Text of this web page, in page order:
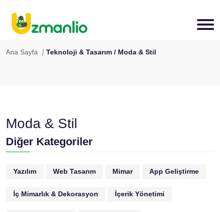
Ana Sayfa Teknoloji & Tasarım / Moda & Stil
Moda & Stil
Diğer Kategoriler
Yazılım Web Tasarım Mimar App Geliştirme
İç Mimarlık & Dekorasyon İçerik Yönetimi